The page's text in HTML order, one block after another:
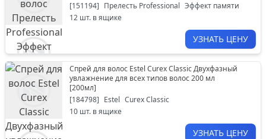
[151194] Прелесть Professional Эффект памяти
12 шт. в ящике
УЗНАТЬ ЦЕНУ
Спрей для волос Estel Curex Classic Двухфазный
увлажнение для всех типов волос 200 мл
[200мл]
[184798] Estel Curex Classic
10 шт. в ящике
УЗНАТЬ ЦЕНУ